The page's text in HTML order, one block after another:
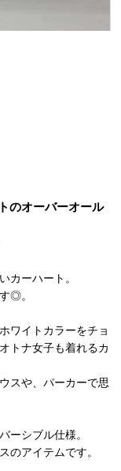
のオーバーオール
カーハート。
◎。
ワイトカラーをチョ
トナ女子も着れるカ
スや、パーカーで思
ーシブル仕様。
のアイテムです。